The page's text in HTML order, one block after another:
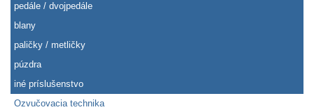
pedále / dvojpedále
blany
paličky / metličky
púzdra
iné príslušenstvo
Ozvučovacia technika